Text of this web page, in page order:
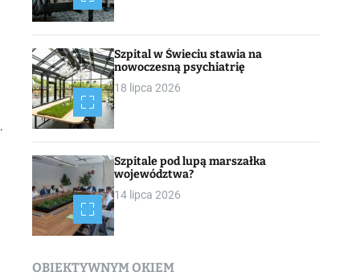
Szpital w Świeciu stawia na
nowoczesną psychiatrię
18 lipca 2026
Szpitale pod lupą marszałka
województwa?
14 lipca 2026
OBIEKTYWNYM OKIEM